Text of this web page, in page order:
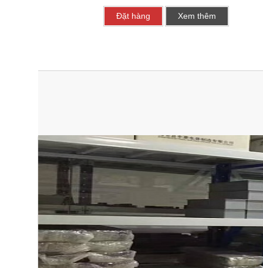
Đặt hàng Xem thêm